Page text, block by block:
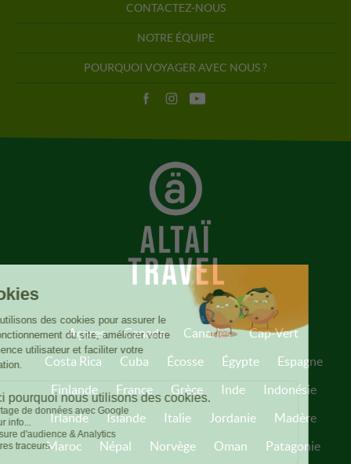
CONTACTEZ-NOUS
NOTRE ÉQUIPE
POURQUOI VOYAGER AVEC NOUS ?
Açores Canada Canaries
Cap-Vert
Costa Rica
Cuba Écosse Égypte
Espagne
Finlande
France Grèce Inde
Indonésie
Irlande
Islande Italie Jordanie
Madère
Maroc
Népal Norvège Oman Patagonie